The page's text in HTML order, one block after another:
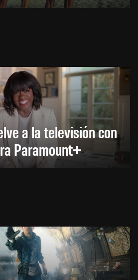
a la televisión con
Paramount+